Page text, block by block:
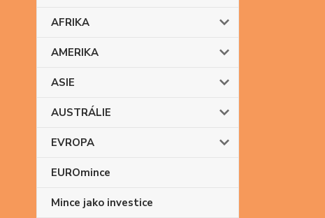
AFRIKA
AMERIKA
ASIE
AUSTRÁLIE
EVROPA
EUROmince
Mince jako investice